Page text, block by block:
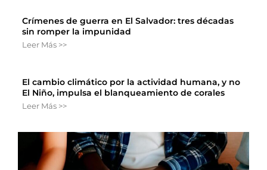
Crímenes de guerra en El Salvador: tres décadas
sin romper la impunidad
Leer Más >>
El cambio climático por la actividad humana, y no
El Niño, impulsa el blanqueamiento de corales
Leer Más >>